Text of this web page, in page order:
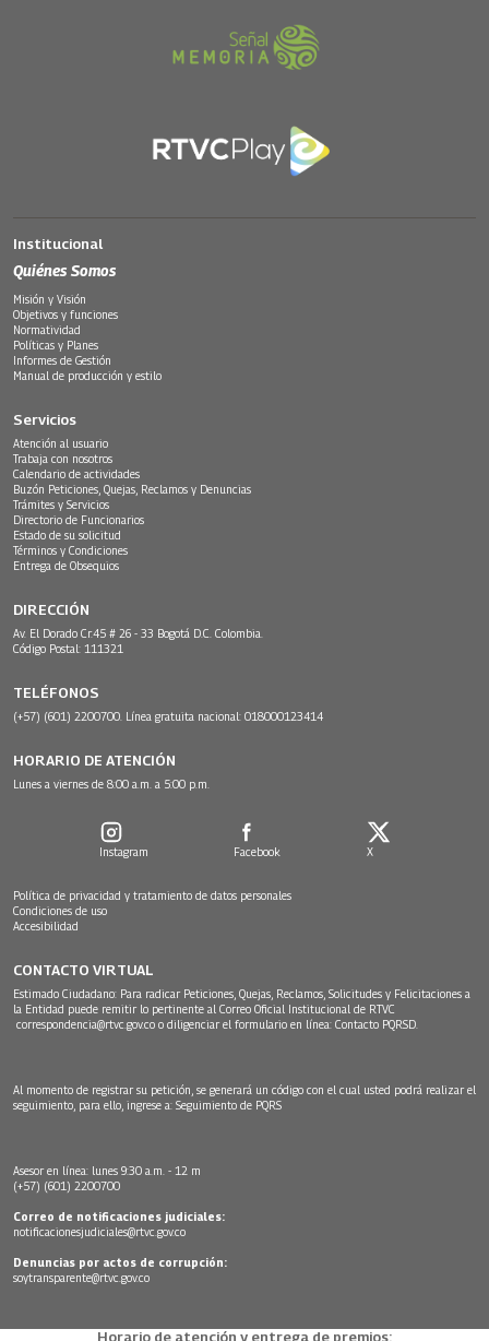
Institucional
Quiénes Somos
Misión y Visión
Objetivos y funciones
Normatividad
Políticas y Planes
Informes de Gestión
Manual de producción y estilo
Servicios
Atención al usuario
Trabaja con nosotros
Calendario de actividades
Buzón Peticiones, Quejas, Reclamos y Denuncias
Trámites y Servicios
Directorio de Funcionarios
Estado de su solicitud
Términos y Condiciones
Entrega de Obsequios
DIRECCIÓN
Av. El Dorado Cr.45 # 26 - 33 Bogotá D.C. Colombia.
Código Postal: 111321
TELÉFONOS
(+57) (601) 2200700. Línea gratuita nacional: 018000123414
HORARIO DE ATENCIÓN
Lunes a viernes de 8:00 a.m. a 5:00 p.m.
Instagram Facebook X
Política de privacidad y tratamiento de datos personales
Condiciones de uso
Accesibilidad
CONTACTO VIRTUAL
Estimado Ciudadano: Para radicar Peticiones, Quejas, Reclamos, Solicitudes y Felicitaciones a
la Entidad puede remitir lo pertinente al Correo Oficial Institucional de RTVC
correspondencia@rtvc.gov.co o diligenciar el formulario en línea: Contacto PQRSD.
Al momento de registrar su petición, se generará un código con el cual usted podrá realizar el
seguimiento, para ello, ingrese a: Seguimiento de PQRS
Asesor en línea: lunes 9:30 a.m. - 12 m
(+57) (601) 2200700
Correo de notificaciones judiciales:
notificacionesjudiciales@rtvc.gov.co
Denuncias por actos de corrupción:
soytransparente@rtvc.gov.co
Horario de atención y entrega de premios: